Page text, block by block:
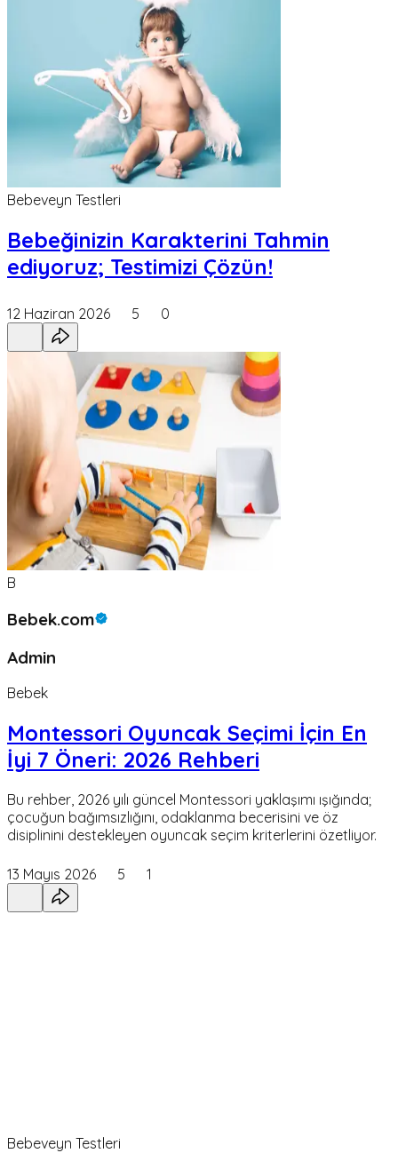
Bebeveyn Testleri
Bebeğinizin Karakterini Tahmin
ediyoruz; Testimizi Çözün!
12 Haziran 2026 5 0
B
Bebek.com
Admin
Bebek
Montessori Oyuncak Seçimi İçin En
İyi 7 Öneri: 2026 Rehberi
Bu rehber, 2026 yılı güncel Montessori yaklaşımı ışığında;
çocuğun bağımsızlığını, odaklanma becerisini ve öz
disiplinini destekleyen oyuncak seçim kriterlerini özetliyor.
13 Mayıs 2026 5 1
Bebeveyn Testleri